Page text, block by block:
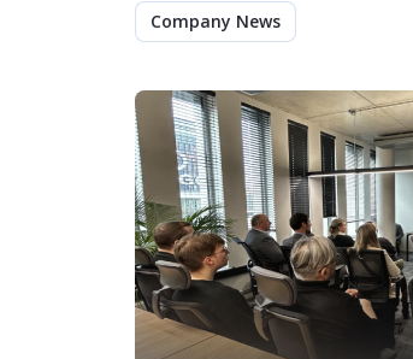
Company News